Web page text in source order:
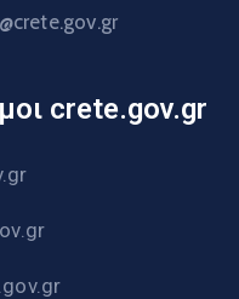
crete.gov.gr